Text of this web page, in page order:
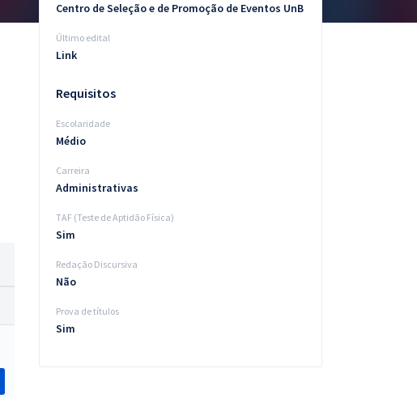
Centro de Seleção e de Promoção de Eventos UnB
Último edital
Link
Requisitos
Escolaridade
Médio
Carreira
Administrativas
TAF (Teste de Aptidão Física)
Sim
Redação Discursiva
Não
Prova de títulos
Sim